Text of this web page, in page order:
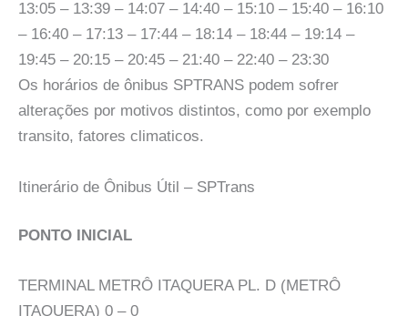
13:05 – 13:39 – 14:07 – 14:40 – 15:10 – 15:40 – 16:10
– 16:40 – 17:13 – 17:44 – 18:14 – 18:44 – 19:14 –
19:45 – 20:15 – 20:45 – 21:40 – 22:40 – 23:30
Os horários de ônibus SPTRANS podem sofrer
alterações por motivos distintos, como por exemplo
transito, fatores climaticos.
Itinerário de Ônibus Útil – SPTrans
PONTO INICIAL
TERMINAL METRÔ ITAQUERA PL. D (METRÔ
ITAQUERA) 0 – 0